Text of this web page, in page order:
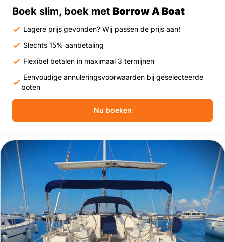
Boek slim, boek met Borrow A Boat
Lagere prijs gevonden? Wij passen de prijs aan!
Slechts 15% aanbetaling
Flexibel betalen in maximaal 3 termijnen
Eenvoudige annuleringsvoorwaarden bij geselecteerde
boten
Nu boeken